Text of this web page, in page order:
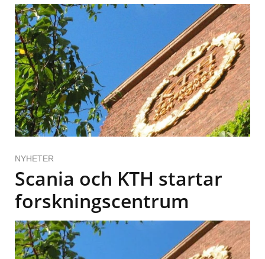
NYHETER
Scania och KTH startar
forskningscentrum